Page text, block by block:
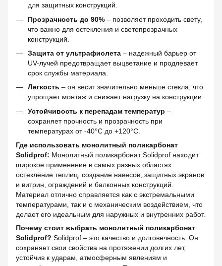
для защитных конструкций.
Прозрачность до 90% – позволяет проходить свету,
что важно для остекления и светопрозрачных
конструкций.
Защита от ультрафиолета – надежный барьер от
UV-лучей предотвращает выцветание и продлевает
срок службы материала.
Легкость – он весит значительно меньше стекла, что
упрощает монтаж и снижает нагрузку на конструкции.
Устойчивость к перепадам температур –
сохраняет прочность и прозрачность при
температурах от -40°C до +120°C.
Где использовать монолитный поликарбонат
Solidprof: Монолитный поликарбонат Solidprof находит
широкое применение в самых разных областях:
остекление теплиц, создание навесов, защитных экранов
и витрин, ограждений и балконных конструкций.
Материал отлично справляется как с экстремальными
температурами, так и с механическим воздействием, что
делает его идеальным для наружных и внутренних работ.
Почему стоит выбрать монолитный поликарбонат
Solidprof? Solidprof – это качество и долговечность. Он
сохраняет свои свойства на протяжении долгих лет,
устойчив к ударам, атмосферным явлениям и